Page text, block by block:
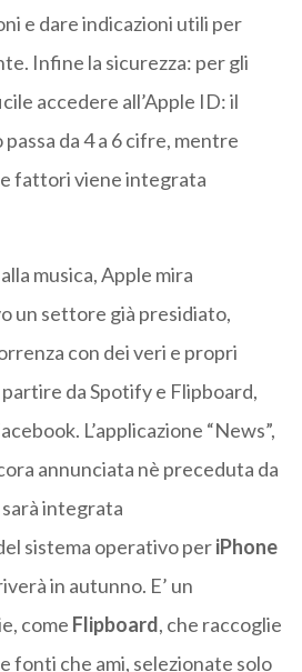
e dare indicazioni utili per
Infine la sicurezza: per gli
accedere all’Apple ID: il
da 4 a 6 cifre, mentre
fattori viene integrata
musica, Apple mira
un settore già presidiato,
con dei veri e propri
da Spotify e Flipboard,
L’applicazione “News”,
annunciata nè preceduta da
integrata
sistema operativo periPhone
in autunno. E’ un
come Flipboard, che raccoglie
fonti che ami, selezionate solo